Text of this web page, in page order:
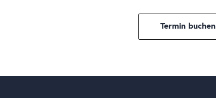
Termin buchen